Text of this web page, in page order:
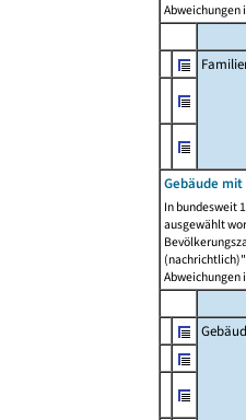
Abweichungen
Gebäude
In bundesweit
ausgewählt
Abweichungen